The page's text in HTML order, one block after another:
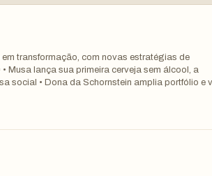
transformação, com novas estratégias de
Musa lança sua primeira cerveja sem álcool, a
social • Dona da Schornstein amplia portfólio e